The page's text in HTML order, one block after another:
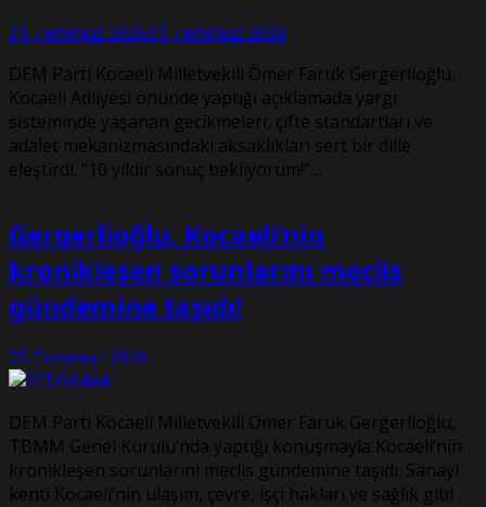
31 Temmuz 202631 Temmuz 2026
DEM Parti Kocaeli Milletvekili Ömer Faruk Gergerlioğlu,
Kocaeli Adliyesi önünde yaptığı açıklamada yargı
sisteminde yaşanan gecikmeleri, çifte standartları ve
adalet mekanizmasındaki aksaklıkları sert bir dille
eleştirdi. “10 yıldır sonuç bekliyorum!”…
Gergerlioğlu, Kocaeli’nin
kronikleşen sorunlarını meclis
gündemine taşıdı!
25 Temmuz 2026
DEM Parti Kocaeli Milletvekili Ömer Faruk Gergerlioğlu,
TBMM Genel Kurulu’nda yaptığı konuşmayla Kocaeli’nin
kronikleşen sorunlarını meclis gündemine taşıdı. Sanayi
kenti Kocaeli’nin ulaşım, çevre, işçi hakları ve sağlık gibi